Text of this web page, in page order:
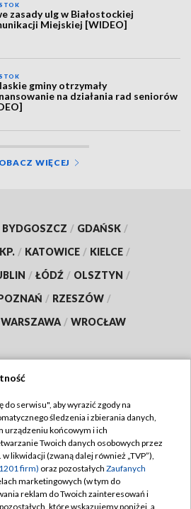
zasady ulg w Białostockiej
Miejskiej [WIDEO]
gminy otrzymały
na działania rad seniorów
WIĘCEJ
BYDGOSZCZ / GDAŃSK /
/ KATOWICE / KIELCE /
/ ŁÓDŹ / OLSZTYN /
/ RZESZÓW /
WARSZAWA / WROCŁAW
TVP
Regulamin TVP
prywatności
Moje zgody
serwisu", aby wyrazić zgody na
śledzenia i zbierania danych,
urządzeniu końcowym i ich
Twoich danych osobowych przez
likwidacji (zwaną dalej również „TVP”),
firm) oraz pozostałych Zaufanych
marketingowych (w tym do
reklam do Twoich zainteresowań i
które wskazujemy poniżej, a